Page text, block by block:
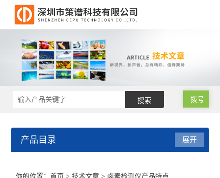
拨号
产品目录 展开
你的位置：首页 >技术文章 > 卤素检测仪产品特点